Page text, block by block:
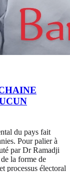
du pays fait
Pour palier à
par Dr Ramadji
la forme de
processus électoral